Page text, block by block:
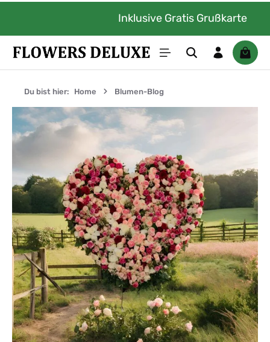
Inklusive Gratis Grußkarte
Du bist hier: Home Blumen-Blog